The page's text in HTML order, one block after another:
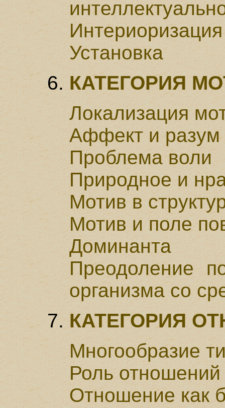
Установка
КАТЕГОРИЯ
Локализация
Аффект и разум
Проблема воли
Природное и
Мотив в
Мотив и поле
Доминанта
Преодоление
организма со
КАТЕГОРИЯ
Многообразие
Роль отношений
Отношение как